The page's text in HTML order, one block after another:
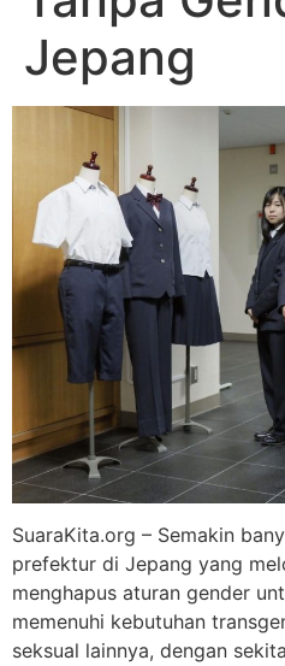
Jepang
SuaraKita.org – Semakin
prefektur di Jepang yang
menghapus aturan gender
memenuhi kebutuhan
seksual lainnya, dengan